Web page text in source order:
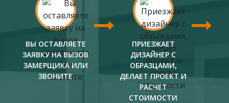
ВЫ ОСТАВЛЯЕТЕ
ЗАЯВКУ НА ВЫЗОВ
ЗАМЕРЩИКА ИЛИ
ЗВОНИТЕ
ПРИЕЗЖАЕТ
ДИЗАЙНЕР С
ОБРАЗЦАМИ,
ДЕЛАЕТ ПРОЕКТ И
РАСЧЕТ
СТОИМОСТИ